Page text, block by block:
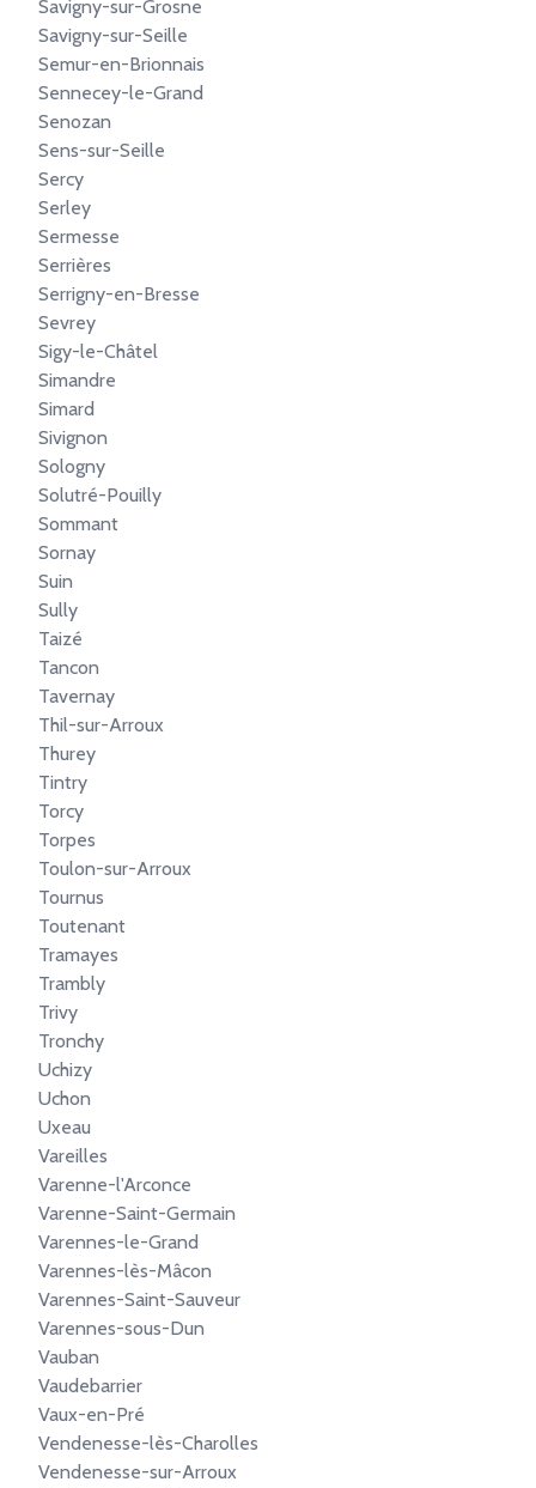
Savigny-sur-Grosne
Savigny-sur-Seille
Semur-en-Brionnais
Sennecey-le-Grand
Senozan
Sens-sur-Seille
Sercy
Serley
Sermesse
Serrières
Serrigny-en-Bresse
Sevrey
Sigy-le-Châtel
Simandre
Simard
Sivignon
Sologny
Solutré-Pouilly
Sommant
Sornay
Suin
Sully
Taizé
Tancon
Tavernay
Thil-sur-Arroux
Thurey
Tintry
Torcy
Torpes
Toulon-sur-Arroux
Tournus
Toutenant
Tramayes
Trambly
Trivy
Tronchy
Uchizy
Uchon
Uxeau
Vareilles
Varenne-l'Arconce
Varenne-Saint-Germain
Varennes-le-Grand
Varennes-lès-Mâcon
Varennes-Saint-Sauveur
Varennes-sous-Dun
Vauban
Vaudebarrier
Vaux-en-Pré
Vendenesse-lès-Charolles
Vendenesse-sur-Arroux